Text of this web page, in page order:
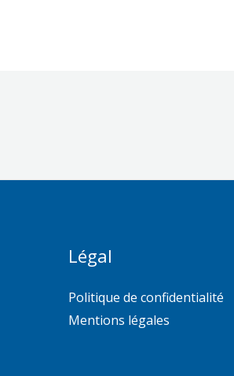
Légal
Politique de confidentialité
Mentions légales